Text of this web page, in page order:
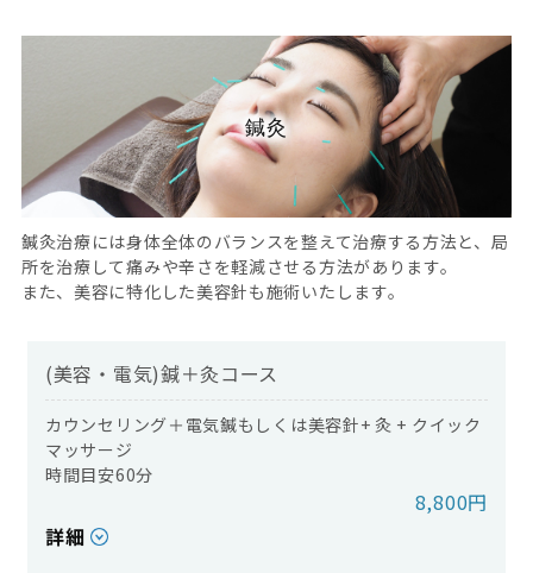
鍼灸
鍼灸治療には身体全体のバランスを整えて治療する方法と、局
所を治療して痛みや辛さを軽減させる方法があります。
また、美容に特化した美容針も施術いたします。
(美容・電気)鍼＋灸コース
カウンセリング＋電気鍼もしくは美容針+ 灸 + クイック
マッサージ
時間目安​​​​​​​60分
8,800円
詳細